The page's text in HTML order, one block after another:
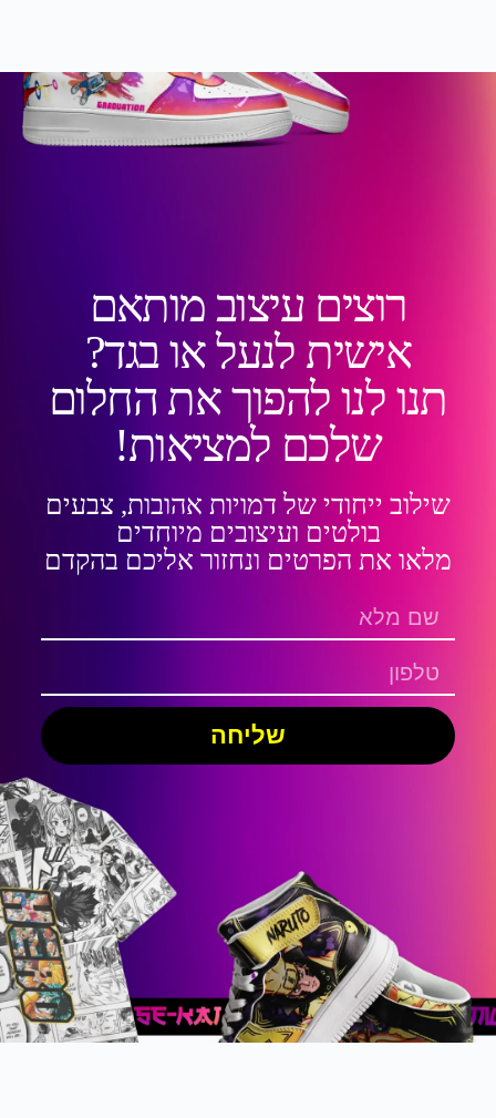
רוצים עיצוב מותאם
אישית לנעל או בגד?
תנו לנו להפוך את החלום
שלכם למציאות!
שילוב ייחודי של דמויות אהובות, צבעים
בולטים ועיצובים מיוחדים
מלאו את הפרטים ונחזור אליכם בהקדם
שליחה